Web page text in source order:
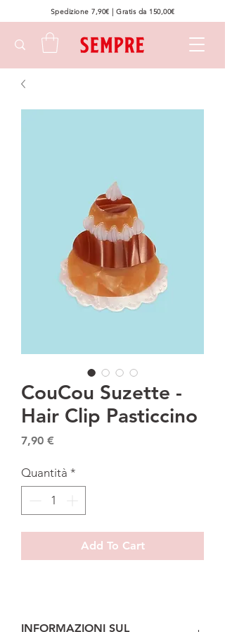
Spedizione 7,90€ | Gratis da 150,00€
CouCou Suzette -
Hair Clip Pasticcino
7,90 €
Quantità *
Add To Cart
INFORMAZIONI SUL